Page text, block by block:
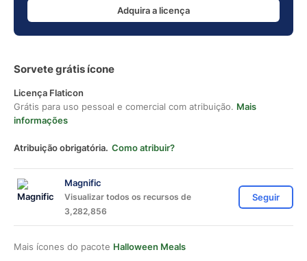
Adquira a licença
Sorvete grátis ícone
Licença Flaticon
Grátis para uso pessoal e comercial com atribuição. Mais
informações
Atribuição obrigatória. Como atribuir?
Magnific
Visualizar todos os recursos de
3,282,856
Seguir
Mais ícones do pacote Halloween Meals